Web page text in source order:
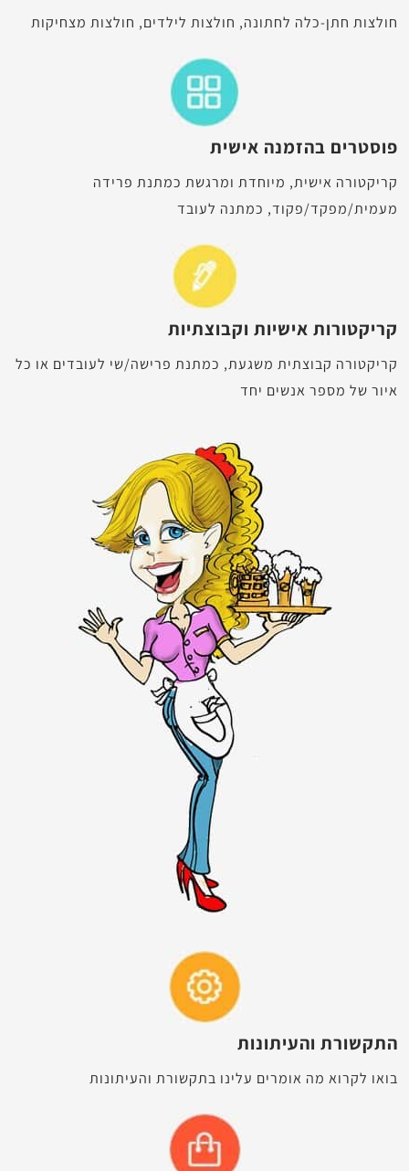
חולצות חתן-כלה לחתונה, חולצות לילדים, חולצות מצחיקות
פוסטרים בהזמנה אישית
קריקטורה אישית, מיוחדת ומרגשת כמתנת פרידה
מעמית/מפקד/פקוד, כמתנה לעובד
קריקטורות אישיות וקבוצתיות
קריקטורה קבוצתית משגעת, כמתנת פרישה/שי לעובדים או כל
איור של מספר אנשים יחד
התקשורת והעיתונות
בואו לקרוא מה אומרים עלינו בתקשורת והעיתונות